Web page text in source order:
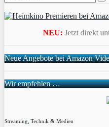
NEU: Jetzt direkt
Neue Angebote bei Amazon
Wir empfehlen …
Streaming, Technik & Medien